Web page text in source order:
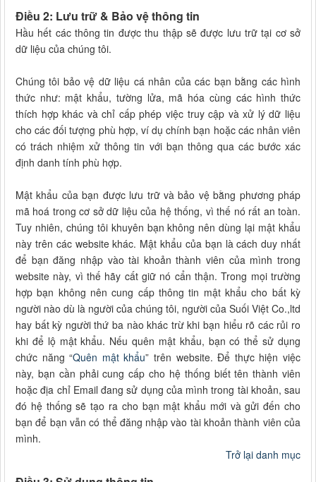
Điều 2: Lưu trữ & Bảo vệ thông tin
Hầu hết các thông tin được thu thập sẽ được lưu trữ tại cơ sở
dữ liệu của chúng tôi.
Chúng tôi bảo vệ dữ liệu cá nhân của các bạn bằng các hình
thức như: mật khẩu, tường lửa, mã hóa cùng các hình thức
thích hợp khác và chỉ cấp phép việc truy cập và xử lý dữ liệu
cho các đối tượng phù hợp, ví dụ chính bạn hoặc các nhân viên
có trách nhiệm xử thông tin với bạn thông qua các bước xác
định danh tính phù hợp.
Mật khẩu của bạn được lưu trữ và bảo vệ bằng phương pháp
mã hoá trong cơ sở dữ liệu của hệ thống, vì thế nó rất an toàn.
Tuy nhiên, chúng tôi khuyên bạn không nên dùng lại mật khẩu
này trên các website khác. Mật khẩu của bạn là cách duy nhất
để bạn đăng nhập vào tài khoản thành viên của mình trong
website này, vì thế hãy cất giữ nó cẩn thận. Trong mọi trường
hợp bạn không nên cung cấp thông tin mật khẩu cho bất kỳ
người nào dù là người của chúng tôi, người của Suối Việt Co.,ltd
hay bất kỳ người thứ ba nào khác trừ khi bạn hiểu rõ các rủi ro
khi để lộ mật khẩu. Nếu quên mật khẩu, bạn có thể sử dụng
chức năng “Quên mật khẩu” trên website. Để thực hiện việc
này, bạn cần phải cung cấp cho hệ thống biết tên thành viên
hoặc địa chỉ Email đang sử dụng của mình trong tài khoản, sau
đó hệ thống sẽ tạo ra cho bạn mật khẩu mới và gửi đến cho
bạn để bạn vẫn có thể đăng nhập vào tài khoản thành viên của
mình.
Trở lại danh mục